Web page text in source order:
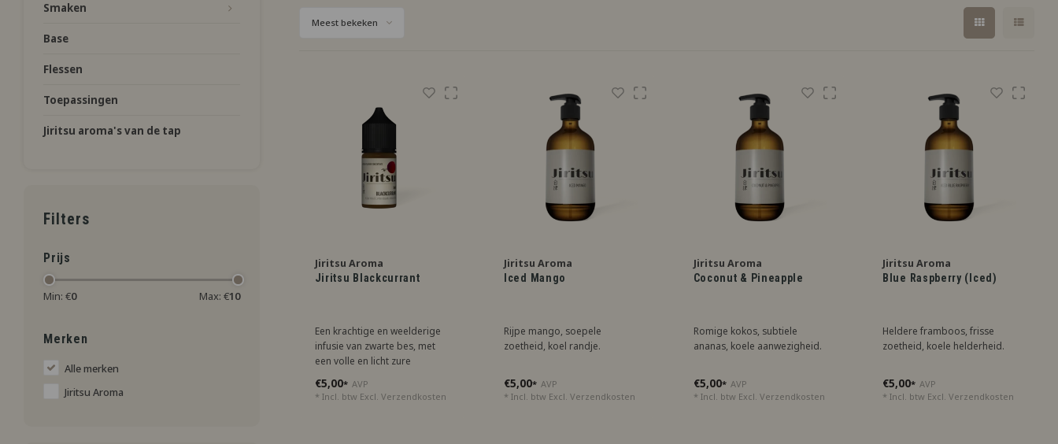
Smaken
Base
Flessen
Toepassingen
Jiritsu aroma's van de tap
Filters
Prijs
Min: €0 Max: €10
Merken
Alle merken
Jiritsu Aroma
Meest bekeken
Jiritsu Aroma
Jiritsu Blackcurrant
Een krachtige en weelderige
infusie van zwarte bes, met
een volle en licht zure
liefhebbers van een
€5,00* AVP
* Incl. btw Excl. Verzendkosten
Jiritsu Aroma
Iced Mango
Rijpe mango, soepele
zoetheid, koel randje.
€5,00* AVP
* Incl. btw Excl. Verzendkosten
Jiritsu Aroma
Coconut & Pineapple
Romige kokos, subtiele
ananas, koele aanwezigheid.
€5,00* AVP
* Incl. btw Excl. Verzendkosten
Jiritsu Aroma
Blue Raspberry (Iced)
Heldere framboos, frisse
zoetheid, koele helderheid.
€5,00* AVP
* Incl. btw Excl. Verzendkosten